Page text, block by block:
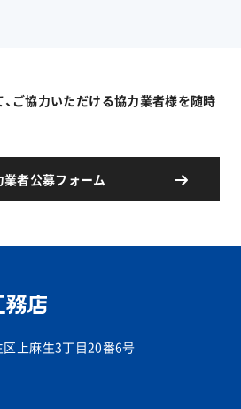
ご協力いただける協力業者様を随時
業者公募フォーム
区上麻生3丁目20番6号